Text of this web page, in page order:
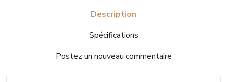
Description
Spécifications
Postez un nouveau commentaire